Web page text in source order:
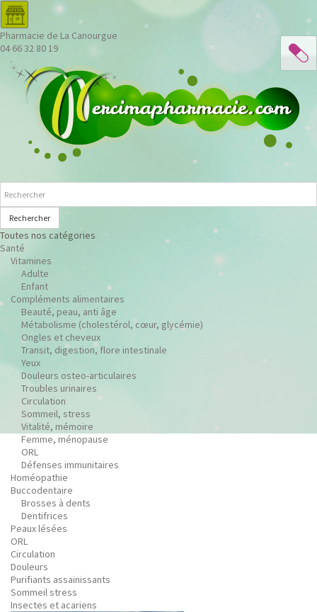
Pharmacie de La Canourgue
04 66 32 80 19
Rechercher
Toutes nos catégories
Santé
Vitamines
Adulte
Enfant
Compléments alimentaires
Beauté, peau, anti âge
Métabolisme (cholestérol, cœur, glycémie)
Ongles et cheveux
Transit, digestion, flore intestinale
Yeux
Douleurs osteo-articulaires
Troubles urinaires
Circulation
Sommeil, stress
Vitalité, mémoire
Femme, ménopause
ORL
Défenses immunitaires
Homéopathie
Buccodentaire
Brosses à dents
Dentifrices
Peaux lésées
ORL
Circulation
Douleurs
Purifiants assainissants
Sommeil stress
Insectes et acariens